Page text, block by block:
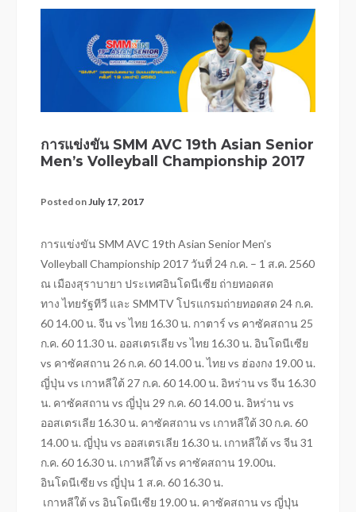
การแข่งขัน SMM AVC 19th Asian Senior
Men’s Volleyball Championship 2017
Posted on July 17, 2017
การแข่งขัน SMM AVC 19th Asian Senior Men’s
Volleyball Championship 2017 วันที่ 24 ก.ค. – 1 ส.ค. 2560
ณ เมืองสุราบายา ประเทศอินโดนีเซีย ถ่ายทอดสด
ทาง ไทยรัฐทีวี และ SMMTV โปรแกรมถ่ายทอดสด 24 ก.ค.
60 14.00 น. จีน vs ไทย 16.30 น. กาตาร์ vs คาซัคสถาน 25
ก.ค. 60 11.30 น. ออสเตรเลีย vs ไทย 16.30 น. อินโดนีเซีย
vs คาซัคสถาน 26 ก.ค. 60 14.00 น. ไทย vs ฮ่องกง 19.00 น.
ญี่ปุ่น vs เกาหลีใต้ 27 ก.ค. 60 14.00 น. อิหร่าน vs จีน 16.30
น. คาซัคสถาน vs ญี่ปุ่น 29 ก.ค. 60 14.00 น. อิหร่าน vs
ออสเตรเลีย 16.30 น. คาซัคสถาน vs เกาหลีใต้ 30 ก.ค. 60
14.00 น. ญี่ปุ่น vs ออสเตรเลีย 16.30 น. เกาหลีใต้ vs จีน 31
ก.ค. 60 16.30 น. เกาหลีใต้ vs คาซัคสถาน 19.00น.
อินโดนีเซีย vs ญี่ปุ่น 1 ส.ค. 60 16.30 น.
เกาหลีใต้ vs อินโดนีเซีย 19.00 น. คาซัคสถาน vs ญี่ปุ่น